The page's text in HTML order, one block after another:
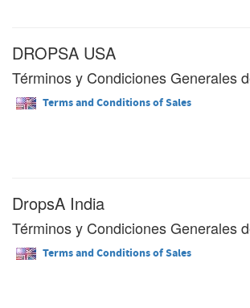
DROPSA USA
Términos y Condiciones Generales
Terms and Conditions of Sales
DropsA India
Términos y Condiciones Generales
Terms and Conditions of Sales